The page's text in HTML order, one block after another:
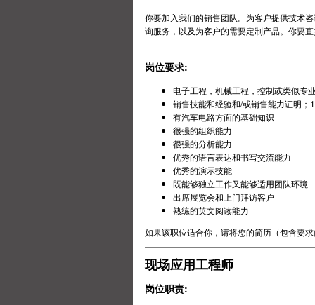
你要加入我们的销售团队。为客户提供技术
询服务，以及为客户的需要定制产品。你要
岗位要求:
电子工程，机械工程，控制或类似专
销售技能和经验和/或销售能力证明；
有汽车电路方面的基础知识
很强的组织能力
很强的分析能力
优秀的语言表达和书写交流能力
优秀的演示技能
既能够独立工作又能够适用团队环境
出席展览会和上门拜访客户
熟练的英文阅读能力
如果该职位适合你，请将您的简历（包含要
现场应用工程师
岗位职责: